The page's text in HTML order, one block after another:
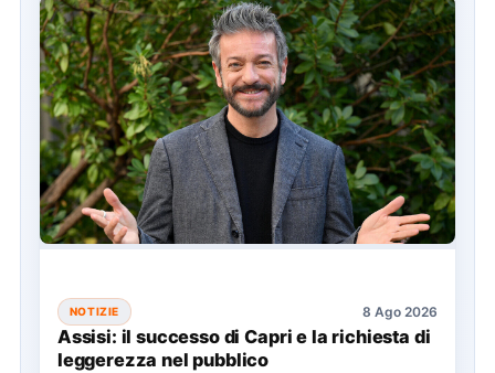
NOTIZIE 8 Ago 2026
Assisi: il successo di Capri e la richiesta di
leggerezza nel pubblico